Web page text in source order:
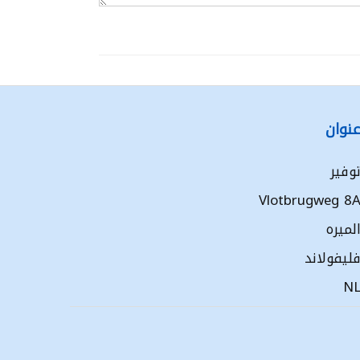
عنوان
توفير
Vlotbrugweg 8A
الميره
فليفولاند
NL